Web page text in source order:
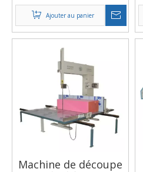
Fournisseurs de
coupe-mousse
automatique
Ajouter au panier
Machine de découpe